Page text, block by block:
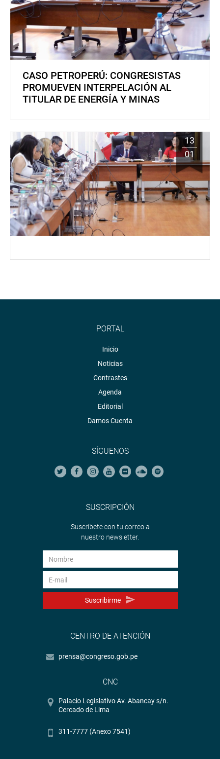
CASO PETROPERÚ: CONGRESISTAS
PROMUEVEN INTERPELACIÓN AL
TITULAR DE ENERGÍA Y MINAS
13
01
PORTAL
Inicio
Noticias
Contrastes
Agenda
Editorial
Damos Cuenta
SÍGUENOS
SUSCRIPCIÓN
Suscríbete con tu correo a
nuestro newsletter.
Suscribirme
CENTRO DE ATENCIÓN
prensa@congreso.gob.pe
CNC
Palacio Legislativo Av. Abancay s/n.
Cercado de Lima
311-7777 (Anexo 7541)